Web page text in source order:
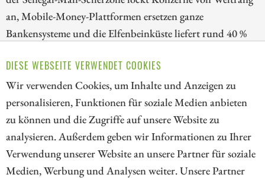
DIESE WEBSEITE VERWENDET COOKIES
Wir verwenden Cookies, um Inhalte und Anzeigen zu
personalisieren, Funktionen für soziale Medien anbieten
zu können und die Zugriffe auf unsere Website zu
analysieren. Außerdem geben wir Informationen zu Ihrer
Verwendung unserer Website an unsere Partner für soziale
Medien, Werbung und Analysen weiter. Unsere Partner
an, Mobile-Money-Plattformen ersetzen ganze
Bankensysteme und die Elfenbeinküste liefert rund 40 %
Ventures, Orange und Barry Callebaut sind deshalb einen
Blick wert.
ZUM KOMMENTAR